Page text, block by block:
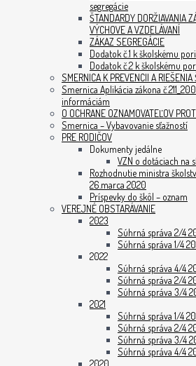
segregácie
ŠTANDARDY DORŽIAVANIA
VÝCHOVE A VZDELÁVANÍ
ZÁKAZ SEGREGÁCIE
Dodatok č.1 k školskému
Dodatok č.2 k školskému
SMERNICA K PREVENCII A RIEŠENIA
Smernica Aplikácia zákona
informáciám
O OCHRANE OZNAMOVATEĽOV
Smernica – Vybavovanie sťažností
PRE RODIČOV
Dokumenty jedálne
VZN o dotáciach na
Rozhodnutie ministra
26.marca 2020
Príspevky do škôl – oznam
VEREJNÉ OBSTARÁVANIE
2023
Súhrná správa 2/4
Súhrná správa 1/4
2022
Súhrná správa 4/4
Súhrná správa 2/4
Súhrná správa 3/4
2021
Súhrná správa 1/4
Súhrná správa 2/4
Súhrná správa 3/4
Súhrná správa 4/4